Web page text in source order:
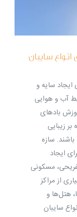
سایبان
ایجاد سایه و
آب و هوایی
بادهای
زیبایی
سازه
ایجاد
مسکونی
از مراکز
هتل‌ها و
سایبان